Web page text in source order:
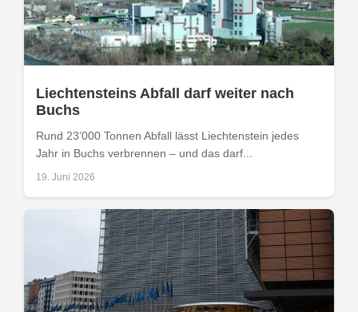
Liechtensteins Abfall darf weiter nach
Buchs
Rund 23’000 Tonnen Abfall lässt Liechtenstein jedes
Jahr in Buchs verbrennen – und das darf...
19. Juni 2026